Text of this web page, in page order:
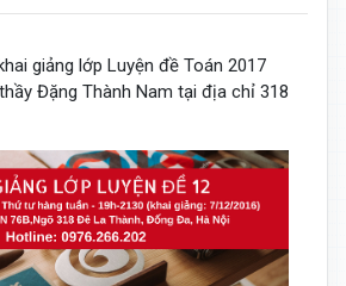
giảng lớp Luyện đề Toán 2017
Đặng Thành Nam tại địa chỉ 318